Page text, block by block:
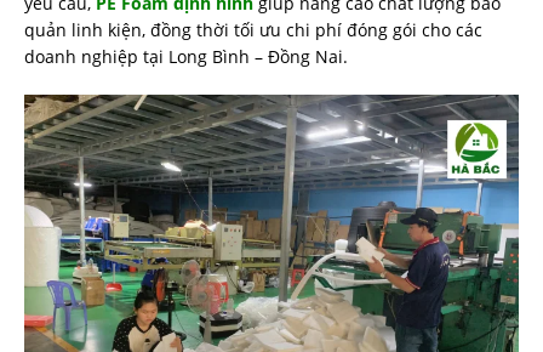
quản linh kiện, đồng thời tối ưu chi phí đóng gói cho các
doanh nghiệp tại Long Bình – Đồng Nai.